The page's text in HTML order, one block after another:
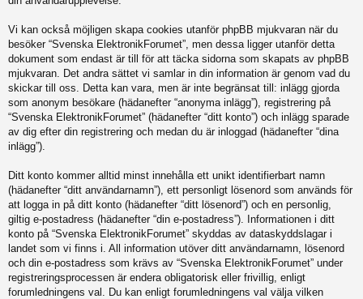
Vi kan också möjligen skapa cookies utanför phpBB mjukvaran när du
besöker “Svenska ElektronikForumet”, men dessa ligger utanför detta
dokument som endast är till för att täcka sidorna som skapats av phpBB
mjukvaran. Det andra sättet vi samlar in din information är genom vad du
skickar till oss. Detta kan vara, men är inte begränsat till: inlägg gjorda
som anonym besökare (hädanefter “anonyma inlägg”), registrering på
“Svenska ElektronikForumet” (hädanefter “ditt konto”) och inlägg sparade
av dig efter din registrering och medan du är inloggad (hädanefter “dina
inlägg”).
Ditt konto kommer alltid minst innehålla ett unikt identifierbart namn
(hädanefter “ditt användarnamn”), ett personligt lösenord som används för
att logga in på ditt konto (hädanefter “ditt lösenord”) och en personlig,
giltig e-postadress (hädanefter “din e-postadress”). Informationen i ditt
konto på “Svenska ElektronikForumet” skyddas av dataskyddslagar i
landet som vi finns i. All information utöver ditt användarnamn, lösenord
och din e-postadress som krävs av “Svenska ElektronikForumet” under
registreringsprocessen är endera obligatorisk eller frivillig, enligt
forumledningens val. Du kan enligt forumledningens val välja vilken